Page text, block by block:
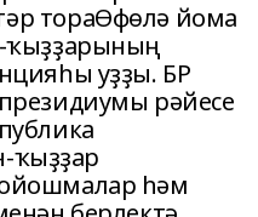
тораӨфөлә йома
ҡыҙҙарының
уҙҙы. БР
рәйесе
ҡыҙҙар
һәм